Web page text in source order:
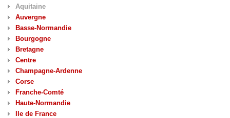
Aquitaine
Auvergne
Basse-Normandie
Bourgogne
Bretagne
Centre
Champagne-Ardenne
Corse
Franche-Comté
Haute-Normandie
Ile de France